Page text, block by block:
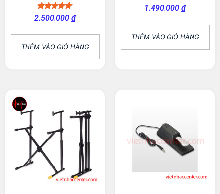
Được xếp
hạng
5 sao
2.500.000 ₫
THÊM VÀO GIỎ HÀNG
1.490.000 ₫
THÊM VÀO GIỎ HÀNG